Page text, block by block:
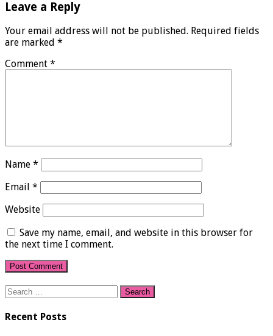
Leave a Reply
Your email address will not be published. Required fields
are marked *
Comment *
Name *
Email *
Website
Save my name, email, and website in this browser for
the next time I comment.
Search
Recent Posts